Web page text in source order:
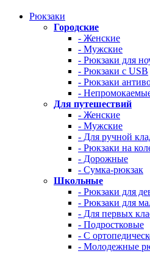
Рюкзаки
Городские
- Женские
- Мужские
- Рюкзаки для
- Рюкзаки с USB
- Рюкзаки
-
Для путешествий
- Женские
- Мужские
- Для ручной
- Рюкзаки на
- Дорожные
- Сумка-рюкзак
Школьные
- Рюкзаки для
- Рюкзаки для
- Для первых
- Подростковые
- С
- Молодежные